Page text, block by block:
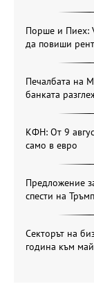
Порше и Пиех:
да повиши
Печалбата на
банката
КФН: От 9
само в евро
Предложение
спести на
Секторът на
година към май